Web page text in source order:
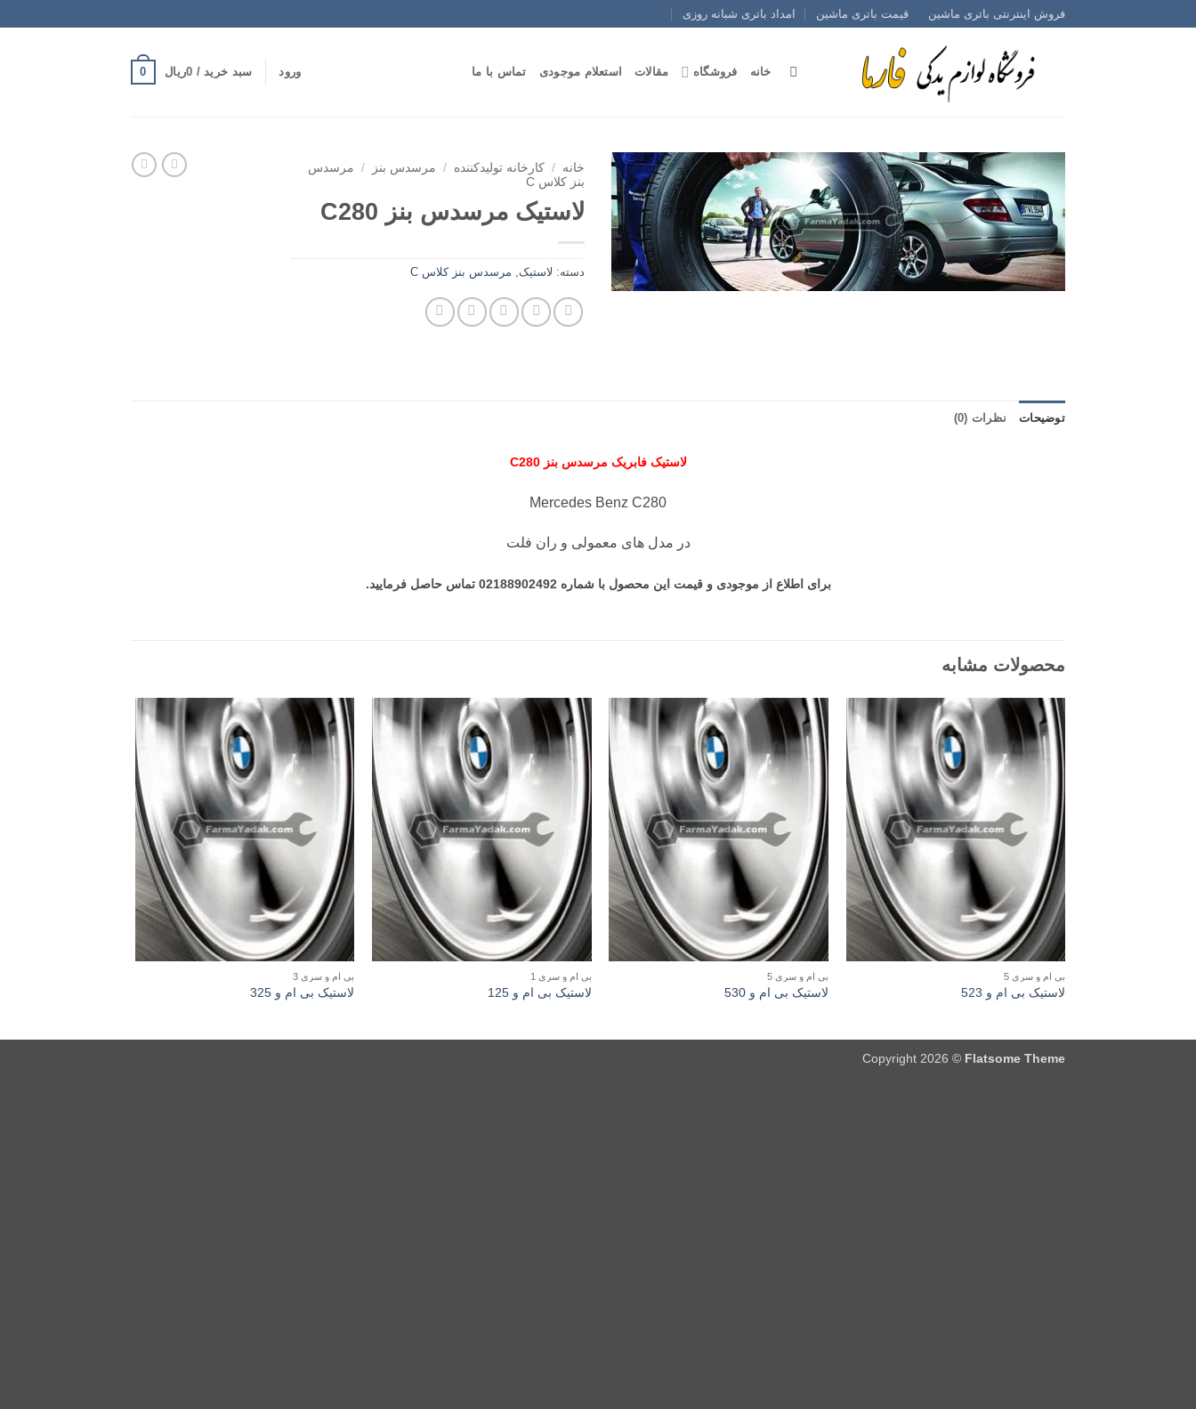
to
فروش اینترنتی باتری ماشین قیمت باتری ماشین امداد باتری شبانه روزی
خانه فروشگاه مقالات استعلام موجودی تماس با ما ورود سبد خرید / 0ریال 0
خانه / کارخانه تولیدکننده / مرسدس بنز / مرسدس
بنز کلاس C
لاستیک مرسدس بنز C280
دسته: لاستیک مرسدس بنز کلاس C
توضیحات نظرات (0)
لاستیک فابریک مرسدس بنز C280
Mercedes Benz C280
در مدل های معمولی و ران فلت
برای اطلاع از موجودی و قیمت این محصول با شماره 02188902492 تماس حاصل فرمایید.
محصولات مشابه
بی ام و سری 5
لاستیک بی ام و 523
بی ام و سری 5
لاستیک بی ام و 530
بی ام و سری 1
لاستیک بی ام و 125
بی ام و سری 3
لاستیک بی ام و 325
Copyright 2026 © Flatsome Theme